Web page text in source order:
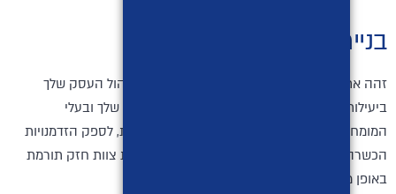
בניית צוות חזק:
זהה את תפקידי המפתח והכישורים הדרושים לניהול העסק שלך
ביעילות. גייס אנשים מוכשרים שחולקים את החזון שלך ובעלי
המומחיות הרלוונטית. לטפח תרבות עבודה חיובית, לספק הזדמנויות
הכשרה מתמשכות, ולעודד תקשורת פתוחה. בניית צוות חזק תורמת
באופן משמעותי להצלחת העסק שלך.